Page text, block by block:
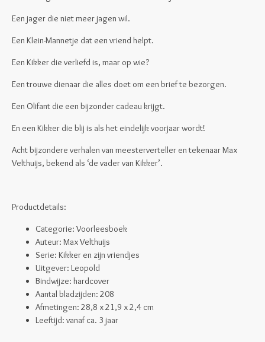
Een jager die niet meer jagen wil.
Een Klein-Mannetje dat een vriend helpt.
Een Kikker die verliefd is, maar op wie?
Een trouwe dienaar die alles doet om een brief te bezorgen.
Een Olifant die een bijzonder cadeau krijgt.
En een Kikker die blij is als het eindelijk voorjaar wordt!
Acht bijzondere verhalen van meesterverteller en tekenaar Max
Velthuijs, bekend als ‘de vader van Kikker’.
Productdetails:
Categorie: Voorleesboek
Auteur: Max Velthuijs
Serie: Kikker en zijn vriendjes
Uitgever: Leopold
Bindwijze: hardcover
Aantal bladzijden: 208
Afmetingen: 28,8 x 21,9 x 2,4 cm
Leeftijd: vanaf ca. 3 jaar